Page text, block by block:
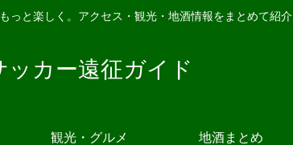
っと楽しく。アクセス・観光・地酒情報をまとめて紹介
ッカー遠征ガイド
観光・グルメ 地酒まとめ